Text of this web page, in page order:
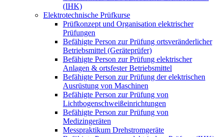
(IHK)
Elektrotechnische Prüfkurse
Prüfkonzept und Organisation elektrischer
Prüfungen
Befähigte Person zur Prüfung ortsveränderlicher
Betriebsmittel (Geräteprüfer)
Befähigte Person zur Prüfung elektrischer
Anlagen & ortsfester Betriebsmittel
Befähigte Person zur Prüfung der elektrischen
Ausrüstung von Maschinen
Befähigte Person zur Prüfung von
Lichtbogenschweißeinrichtungen
Befähigte Person zur Prüfung von
Medizingeräten
Messpraktikum Drehstromgeräte